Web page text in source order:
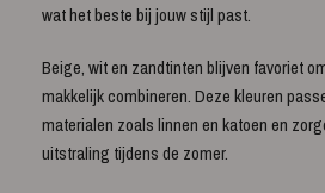
wat het beste bij jouw stijl past.
Beige, wit en zandtinten blijven favoriet
makkelijk combineren. Deze kleuren
materialen zoals linnen en katoen en
uitstraling tijdens de zomer.